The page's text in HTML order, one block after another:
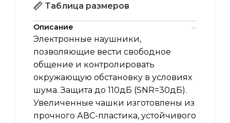
Таблица размеров
Описание
Электронные наушники,
позволяющие вести свободное
общение и контролировать
окружающую обстановку в условиях
шума. Защита до 110дБ (SNR=30дБ).
Увеличенные чашки изготовлены из
прочного АВС-пластика, устойчивого